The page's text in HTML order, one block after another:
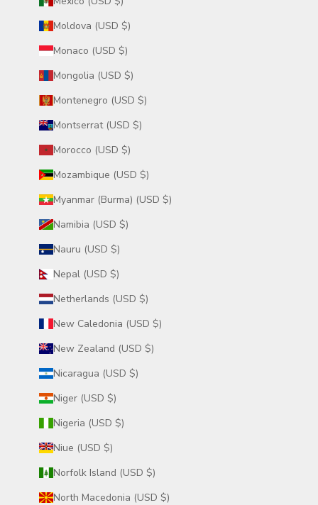
Moldova (USD $)
Monaco (USD $)
Mongolia (USD $)
Montenegro (USD $)
Montserrat (USD $)
Morocco (USD $)
Mozambique (USD $)
Myanmar (Burma) (USD $)
Namibia (USD $)
Nauru (USD $)
Nepal (USD $)
Netherlands (USD $)
New Caledonia (USD $)
New Zealand (USD $)
Nicaragua (USD $)
Niger (USD $)
Nigeria (USD $)
Niue (USD $)
Norfolk Island (USD $)
North Macedonia (USD $)